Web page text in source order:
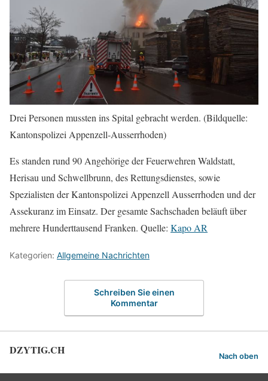
Drei Personen mussten ins Spital gebracht werden. (Bildquelle:
Kantonspolizei Appenzell-Ausserrhoden)
Es standen rund 90 Angehörige der Feuerwehren Waldstatt,
Herisau und Schwellbrunn, des Rettungsdienstes, sowie
Spezialisten der Kantonspolizei Appenzell Ausserrhoden und der
Assekuranz im Einsatz. Der gesamte Sachschaden beläuft über
mehrere Hunderttausend Franken. Quelle: Kapo AR
Kategorien: Allgemeine Nachrichten
Schreiben Sie einen
Kommentar
DZYTIG.CH Nach oben